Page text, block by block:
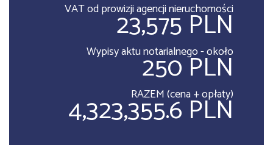
VAT od prowizji agencji nieruchomości
23,575 PLN
Wypisy aktu notarialnego - około
250 PLN
RAZEM (cena + opłaty)
4,323,355.6 PLN